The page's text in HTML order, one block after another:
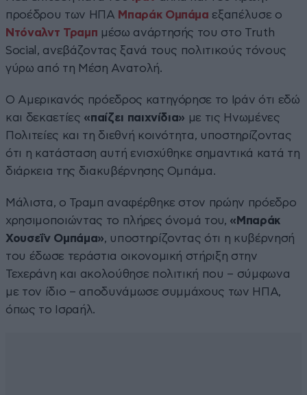
προέδρου των ΗΠΑ Μπαράκ Ομπάμα εξαπέλυσε ο
Ντόναλντ Τραμπ μέσω ανάρτησής του στο Truth
Social, ανεβάζοντας ξανά τους πολιτικούς τόνους
γύρω από τη Μέση Ανατολή.
Ο Αμερικανός πρόεδρος κατηγόρησε το Ιράν ότι εδώ
και δεκαετίες «παίζει παιχνίδια» με τις Ηνωμένες
Πολιτείες και τη διεθνή κοινότητα, υποστηρίζοντας
ότι η κατάσταση αυτή ενισχύθηκε σημαντικά κατά τη
διάρκεια της διακυβέρνησης Ομπάμα.
Μάλιστα, ο Τραμπ αναφέρθηκε στον πρώην πρόεδρο
χρησιμοποιώντας το πλήρες όνομά του, «Μπαράκ
Χουσεΐν Ομπάμα», υποστηρίζοντας ότι η κυβέρνησή
του έδωσε τεράστια οικονομική στήριξη στην
Τεχεράνη και ακολούθησε πολιτική που – σύμφωνα
με τον ίδιο – αποδυνάμωσε συμμάχους των ΗΠΑ,
όπως το Ισραήλ.